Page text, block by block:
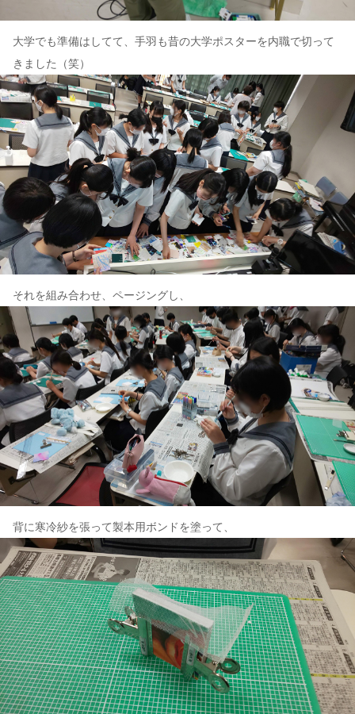
大学でも準備はしてて、手羽も昔の大学ポスターを内職で切って
きました（笑）
それを組み合わせ、ページングし、
背に寒冷紗を張って製本用ボンドを塗って、